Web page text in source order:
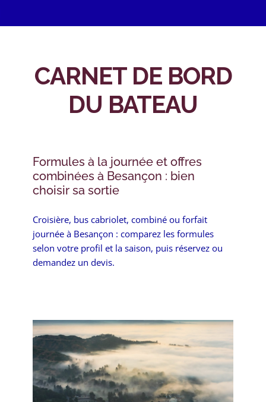
CARNET DE BORD
DU BATEAU
Formules à la journée et offres
combinées à Besançon : bien
choisir sa sortie
Croisière, bus cabriolet, combiné ou forfait
journée à Besançon : comparez les formules
selon votre profil et la saison, puis réservez ou
demandez un devis.